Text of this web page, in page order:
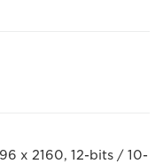
x 2160, 12-bits / 10-